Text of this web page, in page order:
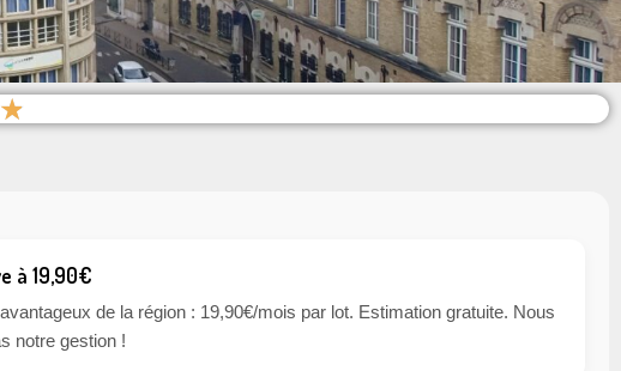
★
à 19,90€
de la région : 19,90€/mois par lot. Estimation gratuite. Nous
notre gestion !